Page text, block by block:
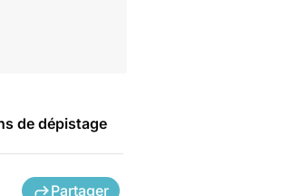
de dépistage
Partager